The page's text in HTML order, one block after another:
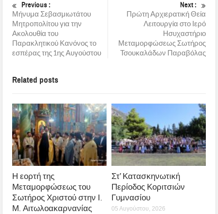
Previous :
Μήνυμα Σεβασμιωτάτου
Μητροπολίτου για την
Ακολουθία του
Παρακλητικού Κανόνος το
εσπέρας της 1ης Αυγούστου
Next :
Πρώτη Αρχιερατική Θεία
Λειτουργία στο Ιερό
Ησυχαστήριο
Μεταμορφώσεως Σωτήρος
Τσουκαλάδων Παραβόλας
Related posts
Η εορτή της
Μεταμορφώσεως του
Σωτήρος Χριστού στην Ι.
Μ. Αιτωλοακαρνανίας
Στ’ Κατασκηνωτική
Περίοδος Κοριτσιών
Γυμνασίου
05 Αυγούστου, 2026